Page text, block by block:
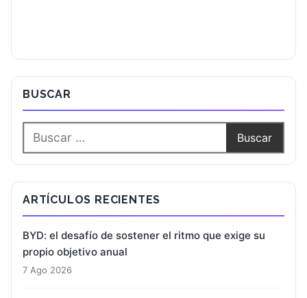
BUSCAR
ARTÍCULOS RECIENTES
BYD: el desafío de sostener el ritmo que exige su
propio objetivo anual
7 Ago 2026